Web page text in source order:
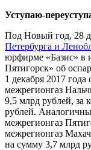
Уступаю-
Под Новый год, 28
Петербурга и
юрфирме «Базис» в
Пятигорск» об
1 декабря 2017
межрегионгаз
9,5 млрд рублей, за
рублей.
межрегионгаз
межрегионгаз
на сумму 3,7 млрд